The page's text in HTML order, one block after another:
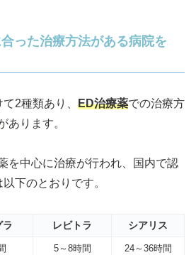
った治療方法がある病院を
2種類あり、 ED治療薬での治療方
あります。
を中心に治療が行われ、国内で認
下のとおりです。
レビトラ
シアリス
5～8時間 24～36時間